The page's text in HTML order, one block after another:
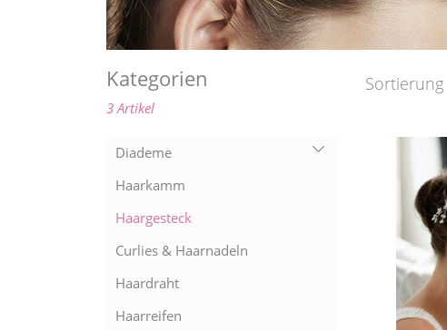
Kategorien
3 Artikel
Diademe
Haarkamm
Haargesteck
Curlies & Haarnadeln
Haardraht
Haarreifen
Sortierung